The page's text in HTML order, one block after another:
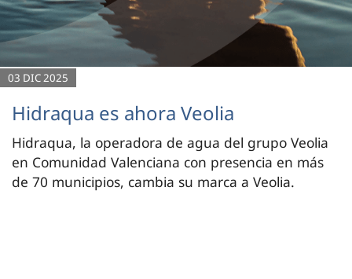
03 DIC 2025
Hidraqua es ahora Veolia
Hidraqua, la operadora de agua del grupo Veolia
en Comunidad Valenciana con presencia en más
de 70 municipios, cambia su marca a Veolia.